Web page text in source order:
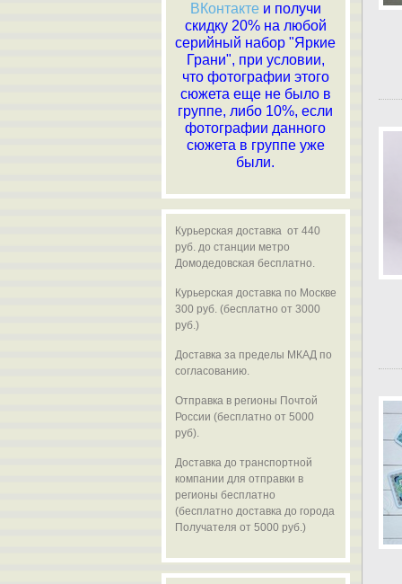
ВКонтактеи получи
скидку 20% на любой
серийный набор "Яркие
Грани", при условии,
что фотографии этого
сюжета еще не было в
группе, либо 10%, если
фотографии данного
сюжета в группе уже
были.
Курьерская доставка от 440
руб. до станции метро
Домодедовская бесплатно.
Курьерская доставка по Москве
300 руб. (бесплатно от 3000
руб.)
Доставка за пределы МКАД по
согласованию.
Отправка в регионы Почтой
России (бесплатно от 5000
руб).
Доставка до транспортной
компании для отправки в
регионы бесплатно
(бесплатно доставка до города
Получателя от 5000 руб.)